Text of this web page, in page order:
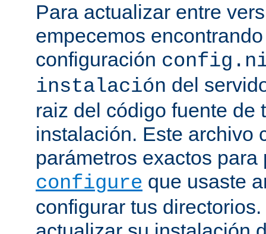
Para actualizar entre
empecemos
configuración
instalación del
raiz del código fuente de
instalación. Este archivo
parámetros exactos para
configure que usaste
configurar tus